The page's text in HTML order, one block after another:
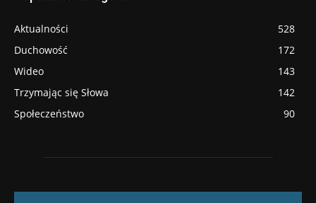
Aktualności
528
Duchowość
172
Wideo
143
Trzymając się Słowa
142
Społeczeństwo
90